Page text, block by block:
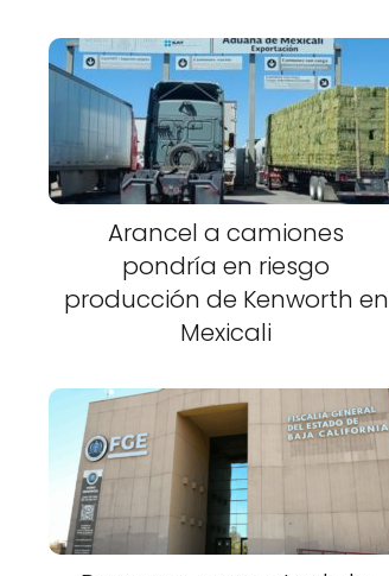
Arancel a camiones
pondría en riesgo
producción de Kenworth en
Mexicali